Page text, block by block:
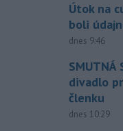
Útok na
boli
dnes 9:46
SMUTNÁ
divadlo
členku
dnes 10:29